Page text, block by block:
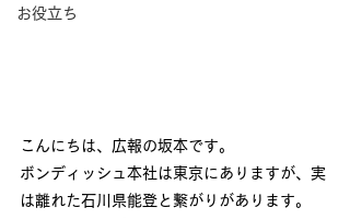
お役立ち
こんにちは、広報の坂本です。
ボンディッシュ本社は東京にありますが、実
は離れた石川県能登と繋がりがあります。